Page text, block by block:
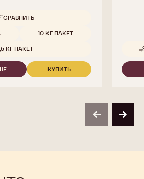
СРАВНИТЬ
-
10 КГ ПАКЕТ
КГ ПАКЕТ
КУПИТЬ
-
previousnext